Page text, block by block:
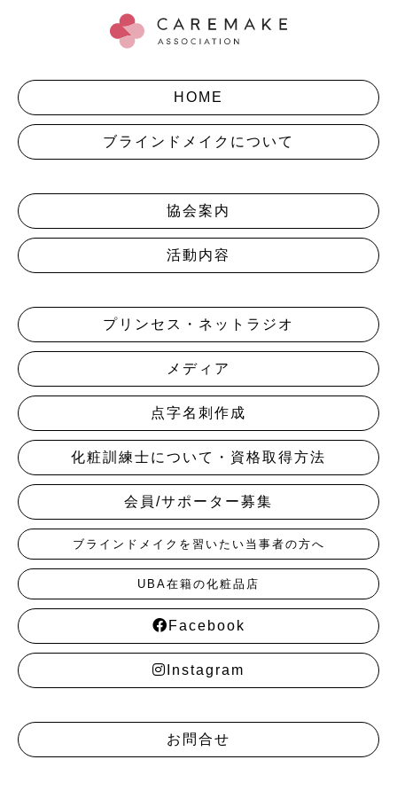
HOME
ブラインドメイクについて
協会案内
活動内容
プリンセス・ネットラジオ
メディア
点字名刺作成
化粧訓練士について・資格取得方法
会員/サポーター募集
ブラインドメイクを習いたい当事者の方へ
UBA在籍の化粧品店
Facebook
Instagram
お問合せ